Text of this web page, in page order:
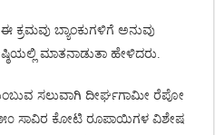
ಈ ಕ್ರಮವು ಬ್ಯಾಂಕುಗಳಿಗೆ ಅನುವು
ಮಾತನಾಡುತಾ ಹೇಳಿದರು.
ಸಲುವಾಗಿ ದೀರ್ಘಗಾಮೀ ರೆಪೋ
ಸಾವಿರ ಕೋಟಿ ರೂಪಾಯಿಗಳ ವಿಶೇಷ